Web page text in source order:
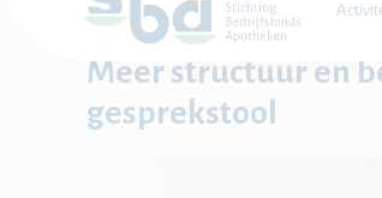
Home  Nieuws Meer structuur en
Meer structuur en
gesprekstool